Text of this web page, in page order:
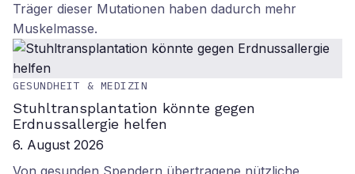
Träger dieser Mutationen haben dadurch mehr
Muskelmasse.
GESUNDHEIT & MEDIZIN
Stuhltransplantation könnte gegen
Erdnussallergie helfen
6. August 2026
Von gesunden Spendern übertragene nützliche